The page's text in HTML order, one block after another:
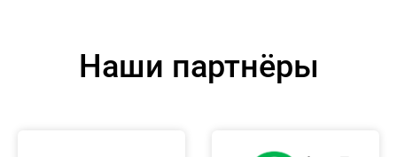
Наши партнёры